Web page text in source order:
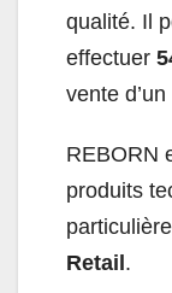
qualité. Il
effectuer
vente
REBORN
produits
Retail .